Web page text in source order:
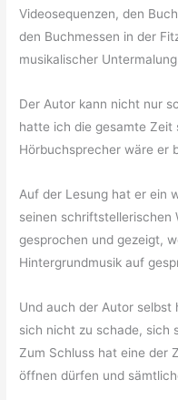
Videosequenzen, den
den Buchmessen in der
musikalischer
Der Autor kann nicht nur
hatte ich die gesamte Zeit
Hörbuchsprecher wäre er
Auf der Lesung hat er ein
seinen schriftstellerischen
gesprochen und gezeigt,
Hintergrundmusik auf
Und auch der Autor
sich nicht zu schade, sich
Zum Schluss hat eine der
öffnen dürfen und